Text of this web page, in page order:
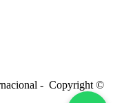
- Copyright ©